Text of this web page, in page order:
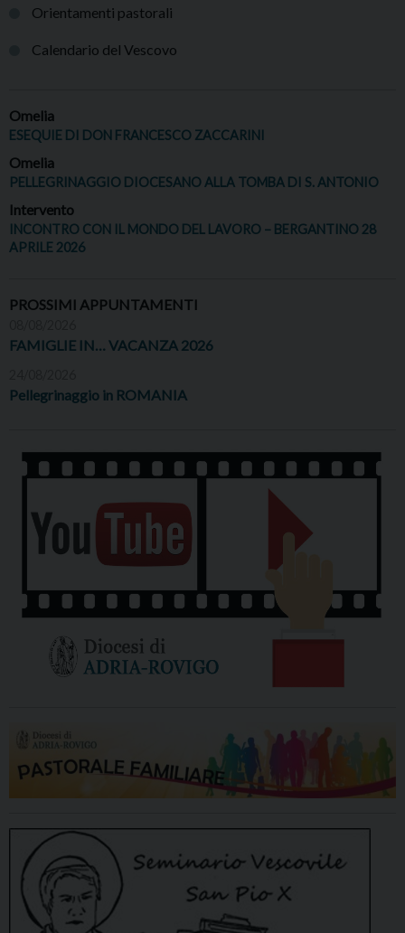
Orientamenti pastorali
Calendario del Vescovo
Omelia
ESEQUIE DI DON FRANCESCO ZACCARINI
Omelia
PELLEGRINAGGIO DIOCESANO ALLA TOMBA DI S. ANTONIO
Intervento
INCONTRO CON IL MONDO DEL LAVORO – BERGANTINO 28
APRILE 2026
PROSSIMI APPUNTAMENTI
FAMIGLIE IN… VACANZA 2026
Pellegrinaggio in ROMANIA